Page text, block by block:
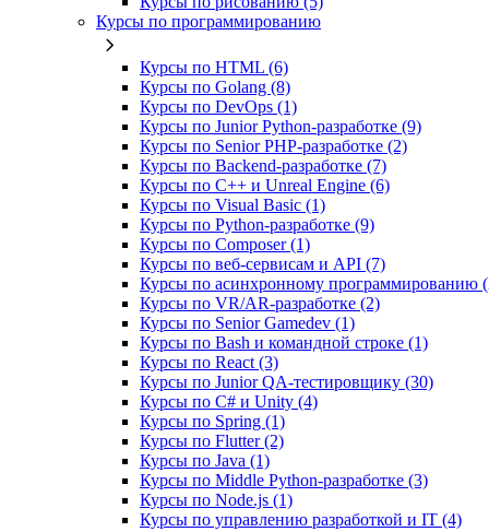
Курсы по программированию
Курсы по HTML (6)
Курсы по Golang (8)
Курсы по DevOps (1)
Курсы по Junior Python-разработке (9)
Курсы по Senior PHP-разработке (2)
Курсы по Backend‑разработке (7)
Курсы по C++ и Unreal Engine (6)
Курсы по Visual Basic (1)
Курсы по Python-разработке (9)
Курсы по Composer (1)
Курсы по веб‑сервисам и API (7)
Курсы по асинхронному программированию
Курсы по VR/AR‑разработке (2)
Курсы по Senior Gamedev (1)
Курсы по Bash и командной строке (1)
Курсы по React (3)
Курсы по Junior QA-тестировщику (30)
Курсы по C# и Unity (4)
Курсы по Spring (1)
Курсы по Flutter (2)
Курсы по Java (1)
Курсы по Middle Python-разработке (3)
Курсы по Node.js (1)
Курсы по управлению разработкой и IT (4)